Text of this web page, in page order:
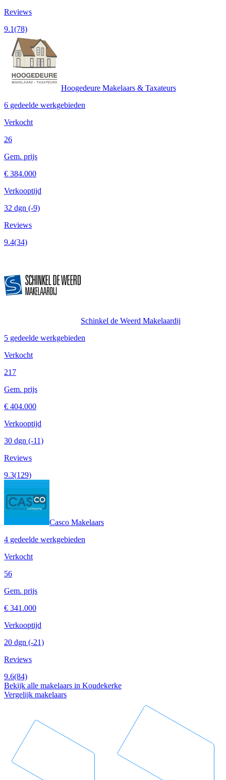
Reviews
9.1(78)
Hoogedeure Makelaars & Taxateurs
6 gedeelde werkgebieden
Verkocht
26
Gem. prijs
€ 384.000
Verkooptijd
32 dgn (-9)
Reviews
9.4(34)
Schinkel de Weerd Makelaardij
5 gedeelde werkgebieden
Verkocht
217
Gem. prijs
€ 404.000
Verkooptijd
30 dgn (-11)
Reviews
9.3(129)
Casco Makelaars
4 gedeelde werkgebieden
Verkocht
56
Gem. prijs
€ 341.000
Verkooptijd
20 dgn (-21)
Reviews
9.6(84)
Bekijk alle makelaars in Koudekerke
Vergelijk makelaars